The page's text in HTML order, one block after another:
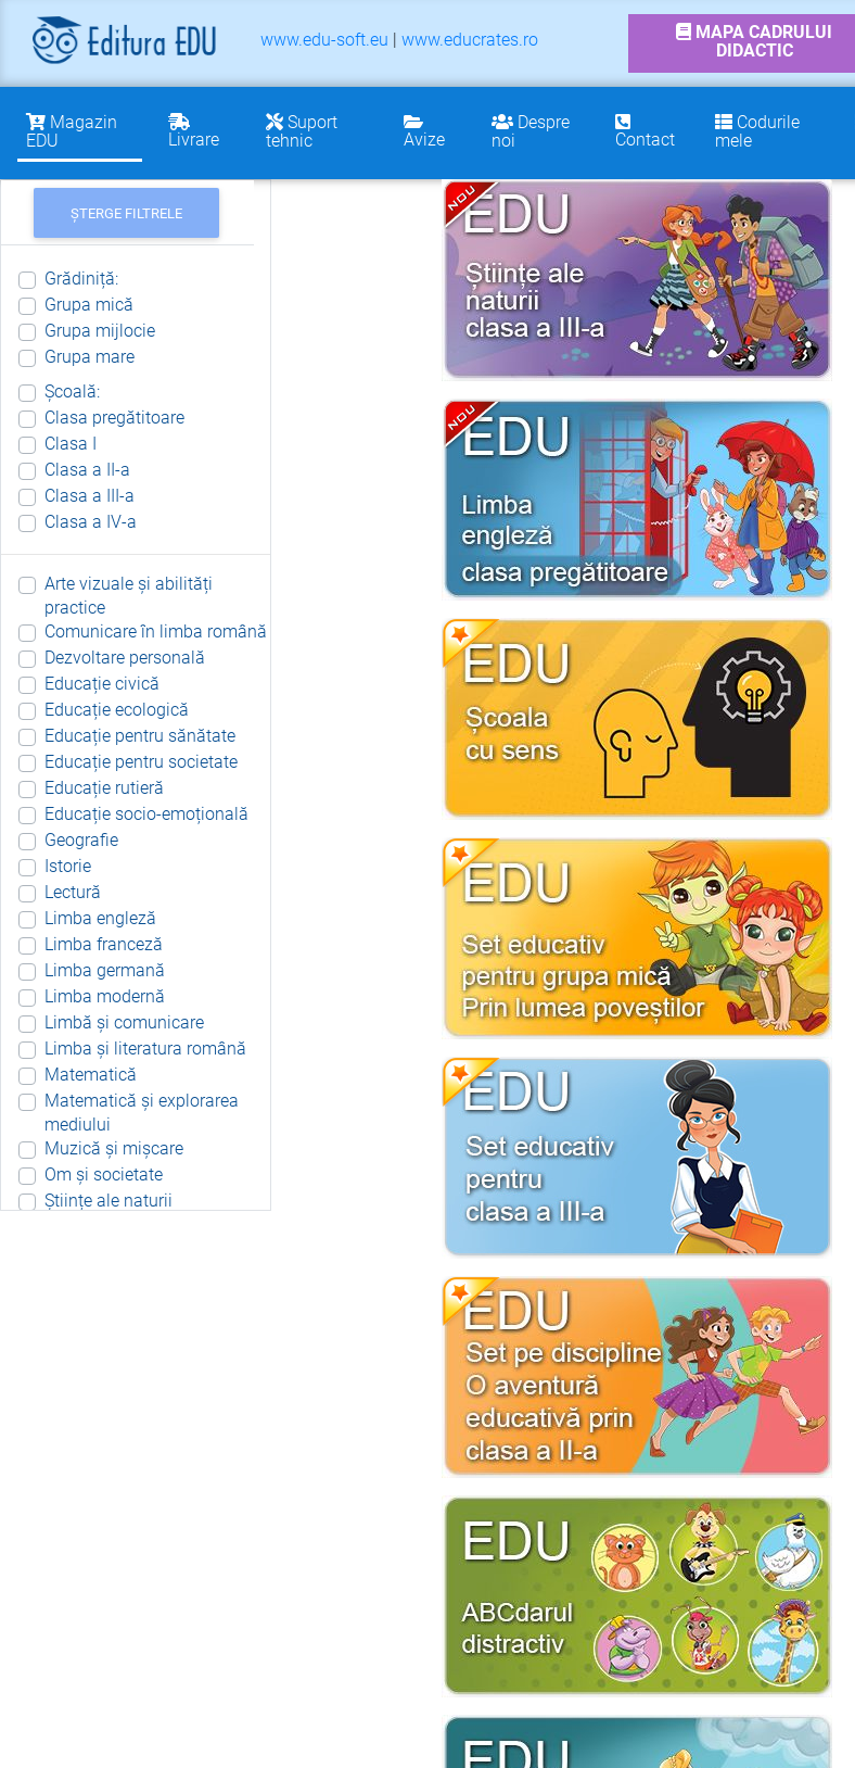
www.edu-soft.eu | www.educrates.ro
MAPA CADRULUI
DIDACTIC
Magazin
EDU
Livrare
Suport
tehnic
Avize
Despre
noi
Contact
Codurile
mele
ȘTERGE FILTRELE
Grădiniță:
Grupa mică
Grupa mijlocie
Grupa mare
Școală:
Clasa pregătitoare
Clasa I
Clasa a II-a
Clasa a III-a
Clasa a IV-a
Arte vizuale și abilități
practice
Comunicare în limba română
Dezvoltare personală
Educație civică
Educație ecologică
Educație pentru sănătate
Educație pentru societate
Educație rutieră
Educație socio-emoțională
Geografie
Istorie
Lectură
Limba engleză
Limba franceză
Limba germană
Limba modernă
Limbă și comunicare
Limba și literatura română
Matematică
Matematică și explorarea
mediului
Muzică și mișcare
Om și societate
Științe ale naturii